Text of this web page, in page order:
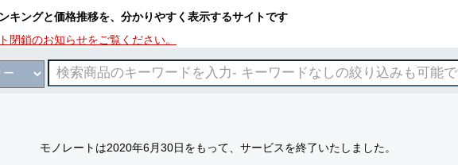
キングと価格推移を、分かりやすく表示するサイトです
閉鎖のお知らせをご覧ください。
モノレートは2020年6月30日をもって、サービスを終了いたしました。